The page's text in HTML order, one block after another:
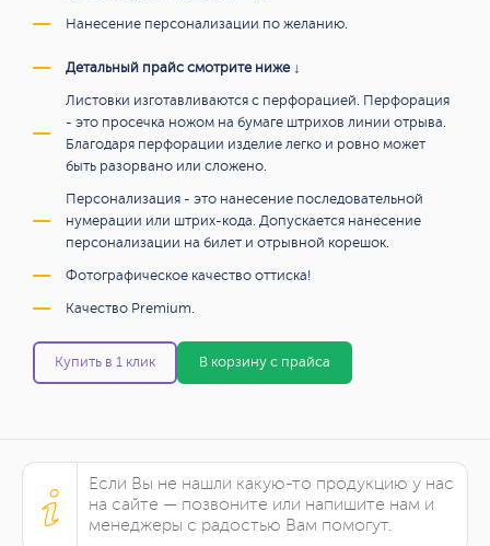
Нанесение персонализации по желанию.
Детальный прайс смотрите ниже ↓
Листовки изготавливаются с перфорацией. Перфорация
- это просечка ножом на бумаге штрихов линии отрыва.
Благодаря перфорации изделие легко и ровно может
быть разорвано или сложено.
Персонализация - это нанесение последовательной
нумерации или штрих-кода. Допускается нанесение
персонализации на билет и отрывной корешок.
Фотографическое качество оттиска!
Качество Premium.
Купить в 1 клик В корзину с прайса
Если Вы не нашли какую-то продукцию у нас
на сайте — позвоните или напишите нам и
менеджеры с радостью Вам помогут.